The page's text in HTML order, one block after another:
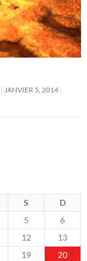
JANVIER 5, 2014
S
D
5
6
12
13
19
20